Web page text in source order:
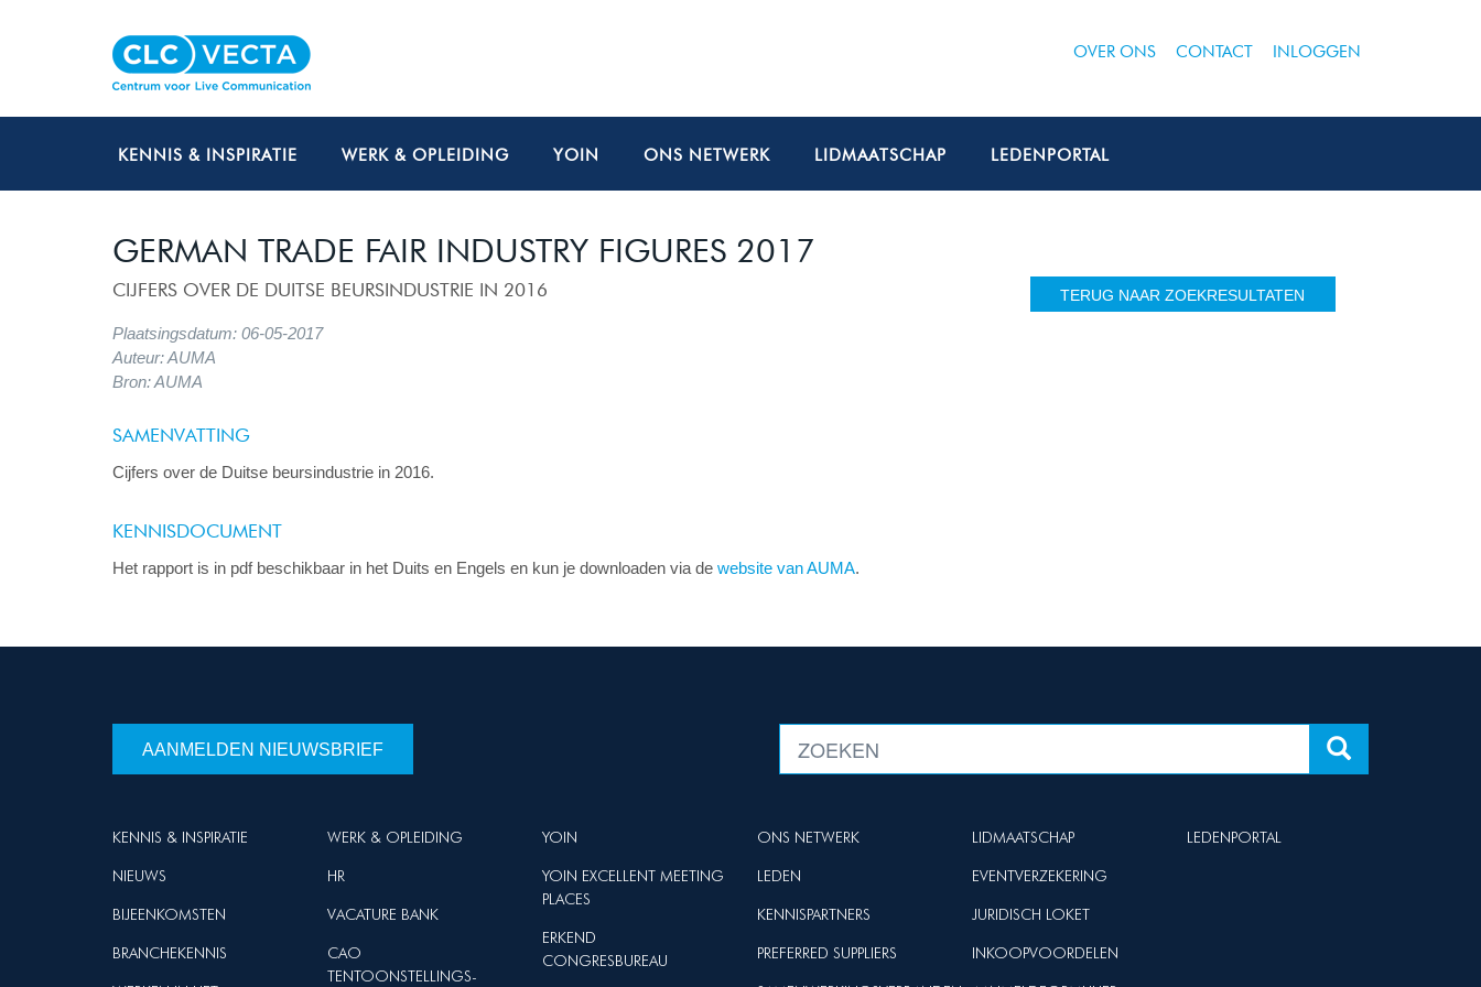
OVER ONS CONTACT INLOGGEN
KENNIS & INSPIRATIE WERK & OPLEIDING YOIN ONS NETWERK LIDMAATSCHAP LEDENPORTAL
GERMAN TRADE FAIR INDUSTRY FIGURES 2017
TERUG NAAR ZOEKRESULTATEN
CIJFERS OVER DE DUITSE BEURSINDUSTRIE IN 2016
Plaatsingsdatum: 06-05-2017
Auteur: AUMA
Bron: AUMA
SAMENVATTING
Cijfers over de Duitse beursindustrie in 2016.
KENNISDOCUMENT
Het rapport is in pdf beschikbaar in het Duits en Engels en kun je downloaden via de website van AUMA.
AANMELDEN NIEUWSBRIEF
KENNIS & INSPIRATIE
NIEUWS
BIJEENKOMSTEN
BRANCHEKENNIS
WERK & OPLEIDING
HR
VACATURE BANK
CAO
TENTOONSTELLINGS-
YOIN
YOIN EXCELLENT MEETING
PLACES
ERKEND
CONGRESBUREAU
ONS NETWERK
LEDEN
KENNISPARTNERS
PREFERRED SUPPLIERS
LIDMAATSCHAP
EVENTVERZEKERING
JURIDISCH LOKET
INKOOPVOORDELEN
LEDENPORTAL